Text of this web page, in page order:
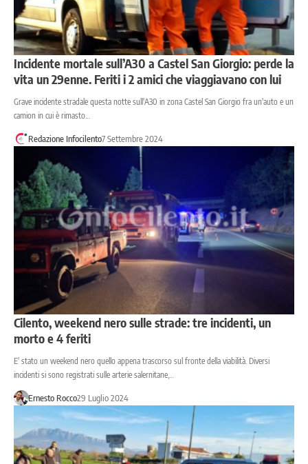
Incidente mortale sull’A30 a Castel San Giorgio: perde la
vita un 29enne. Feriti i 2 amici che viaggiavano con lui
Grave incidente stradale questa notte sull'A30 in zona Castel San Giorgio fra un'auto e un
camion in cui è rimasto…
Redazione Infocilento7 Settembre 2024
Cilento, weekend nero sulle strade: tre incidenti, un
morto e 4 feriti
E' stato un weekend nero quello appena trascorso sul fronte della viabilità. Diversi
incidenti si sono registrati sulle arterie salernitane,…
Ernesto Rocco29 Luglio 2024